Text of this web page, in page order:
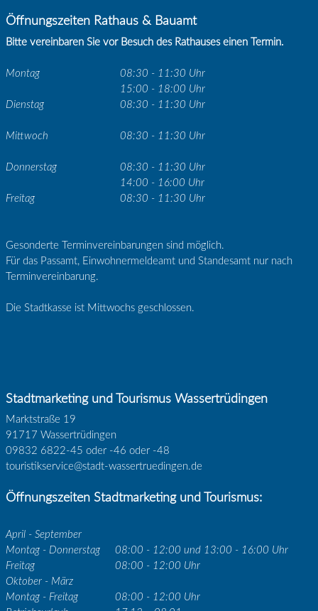
Öffnungszeiten Rathaus & Bauamt
Bitte vereinbaren Sie vor Besuch des Rathauses einen Termin.
Montag
08:30 - 11:30 Uhr
15:00 - 18:00 Uhr
Dienstag
08:30 - 11:30 Uhr
Mittwoch 08:30 - 11:30 Uhr
Donnerstag
08:30 - 11:30 Uhr
14:00 - 16:00 Uhr
Freitag
08:30 - 11:30 Uhr
Gesonderte Terminvereinbarungen sind möglich.
Für das Passamt, Einwohnermeldeamt und Standesamt nur nach
Terminvereinbarung.
Die Stadtkasse ist Mittwochs geschlossen.
Stadtmarketing und Tourismus Wassertrüdingen
Marktstraße 19
91717 Wassertrüdingen
09832 6822-45 oder -46 oder -48
touristikservice@stadt-wassertruedingen.de
Öffnungszeiten Stadtmarketing und Tourismus:
April - September
Montag - Donnerstag
08:00 - 12:00 und 13:00 - 16:00 Uhr
Freitag
08:00 - 12:00 Uhr
Oktober - März
Montag - Freitag
08:00 - 12:00 Uhr